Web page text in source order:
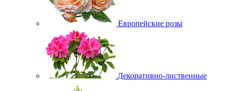
Европейские розы
Декоративно-лиственные